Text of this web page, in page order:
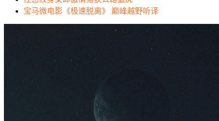
宝马微电影《极速脱离》 巅峰越野听译